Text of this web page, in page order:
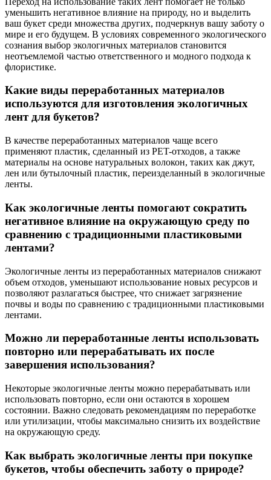
уменьшить негативное влияние на природу, но и выделить
ваш букет среди множества других, подчеркнув вашу заботу о
мире и его будущем. В условиях современного экологического
сознания выбор экологичных материалов становится
неотъемлемой частью ответственного и модного подхода к
флористике.
Какие виды переработанных материалов
используются для изготовления экологичных
лент для букетов?
В качестве переработанных материалов чаще всего
применяют пластик, сделанный из PET-отходов, а также
материалы на основе натуральных волокон, таких как джут,
лен или бутылочный пластик, переизделанный в экологичные
ленты.
Как экологичные ленты помогают сократить
негативное влияние на окружающую среду по
сравнению с традиционными пластиковыми
лентами?
Экологичные ленты из переработанных материалов снижают
объем отходов, уменьшают использование новых ресурсов и
позволяют разлагаться быстрее, что снижает загрязнение
почвы и воды по сравнению с традиционными пластиковыми
лентами.
Можно ли переработанные ленты использовать
повторно или перерабатывать их после
завершения использования?
Некоторые экологичные ленты можно перерабатывать или
использовать повторно, если они остаются в хорошем
состоянии. Важно следовать рекомендациям по переработке
или утилизации, чтобы максимально снизить их воздействие
на окружающую среду.
Как выбрать экологичные ленты при покупке
букетов, чтобы обеспечить заботу о природе?